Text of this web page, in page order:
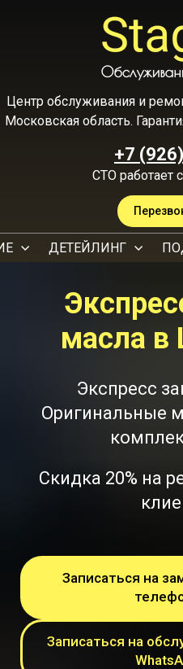
Центр обслуживания и
Московская область.
+7
СТО работает
ДЕТЕЙЛИНГ
масла в
Экспресс
Оригинальные
Скидка 20% на
Записаться на
Записаться на